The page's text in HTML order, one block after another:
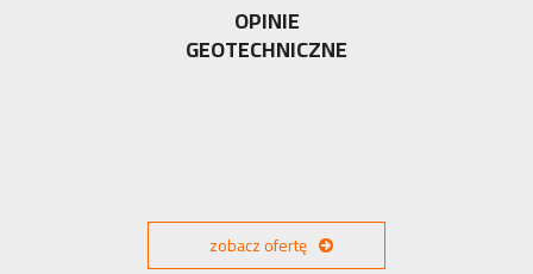
OPINIE
GEOTECHNICZNE
zobacz ofertę